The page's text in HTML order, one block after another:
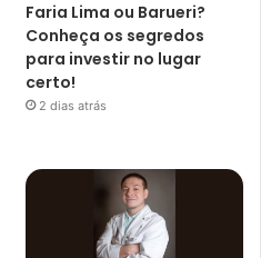
Faria Lima ou Barueri?
Conheça os segredos
para investir no lugar
certo!
2 dias atrás